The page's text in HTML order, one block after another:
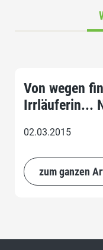
Von wegen
Irrläuferin...
02.03.2015
zum ganzen